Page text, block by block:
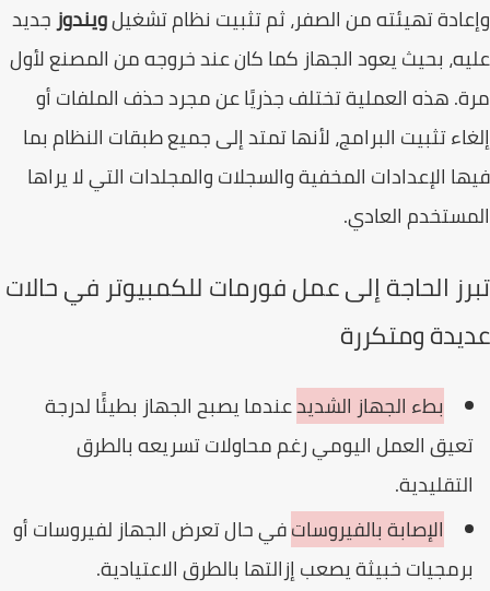
تهيئته من الصفر، ثم تثبيت نظام تشغيلويندوزجديد
بحيث يعود الجهاز كما كان عند خروجه من المصنع لأول
هذه العملية تختلف جذريًا عن مجرد حذف الملفات أو
تثبيت البرامج، لأنها تمتد إلى جميع طبقات النظام بما
الإعدادات المخفية والسجلات والمجلدات التي لا يراها
العادي.
الحاجة إلى عمل فورمات للكمبيوتر في حالات
ومتكررة
بطء الجهاز الشديدعندما يصبح الجهاز بطيئًا لدرجة
العمل اليومي رغم محاولات تسريعه بالطرق
الإصابة بالفيروساتفي حال تعرض الجهاز لفيروسات أو
خبيثة يصعب إزالتها بالطرق الاعتيادية.